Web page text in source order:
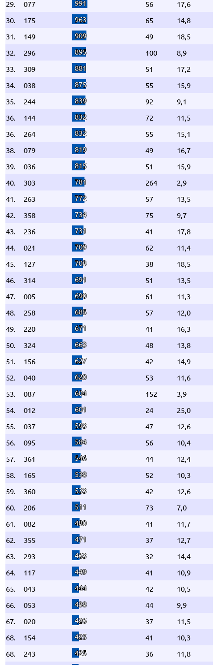
29.
077 991 56
17,6
30.
175 963 65
14,8
31.
149 909 49
18,5
32.
296 895 100
8,9
33.
309 881 51
17,2
34.
038 875 55
15,9
35.
244 839 92
9,1
36.
144 832 72
11,5
36.
264 832 55
15,1
38.
079 819 49
16,7
39.
036 815 51
15,9
40.
303 781 264
2,9
41.
263 772 57
13,5
42.
358 734 75
9,7
43.
236 731 41
17,8
44.
021 709 62
11,4
45.
127 703 38
18,5
46.
314 691 51
13,5
47.
005 690 61
11,3
48.
258 685 57
12,0
49.
220 671 41
16,3
50.
324 663 48
13,8
51.
156 627 42
14,9
52.
040 620 53
11,6
53.
087 604 152
3,9
54.
012 601 24
25,0
55.
037 593 47
12,6
56.
095 584 56
10,4
57.
361 546 44
12,4
58.
165 538 52
10,3
59.
360 533 42
12,6
60.
206 511 73
7,0
61.
082 480 41
11,7
62.
355 471 37
12,7
63.
293 463 32
14,4
64.
117 449 41
10,9
65.
043 444 42
10,5
66.
053 438 44
9,9
67.
020 426 37
11,5
68.
154 425 41
10,3
68.
243 425 36
11,8